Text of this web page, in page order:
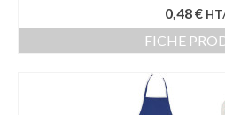
Textile
Polo Publicitaire
0,48 €
FICHE